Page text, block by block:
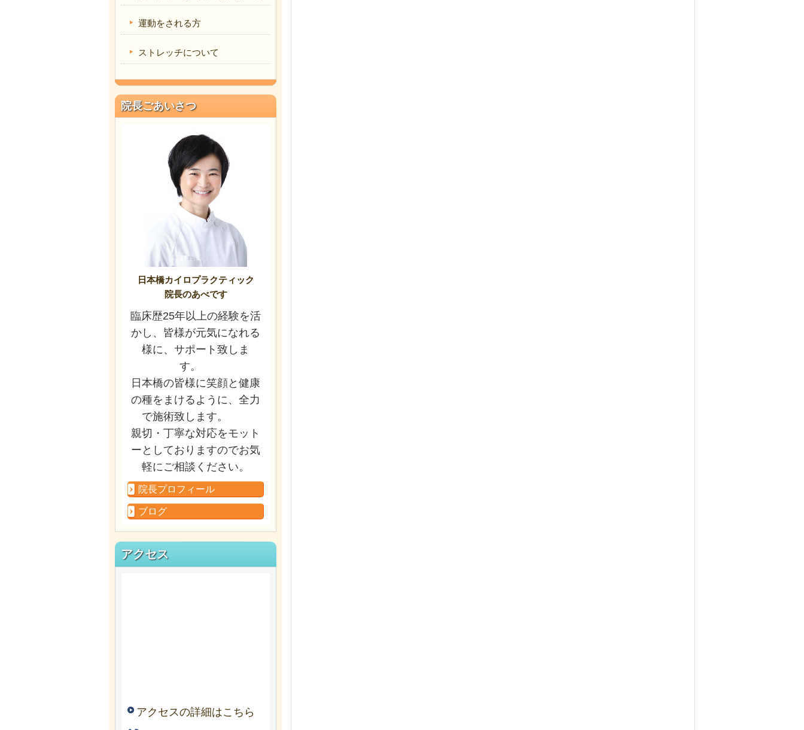
運動をされる方
ストレッチについて
院長ごあいさつ
日本橋カイロプラクティック
院長のあべです
臨床歴25年以上の経験を活
かし、皆様が元気になれる
様に、サポート致しま
す。
日本橋の皆様に笑顔と健康
の種をまけるように、全力
で施術致します。
親切・丁寧な対応をモット
ーとしておりますのでお気
軽にご相談ください。
院長プロフィール
ブログ
アクセス
アクセスの詳細はこちら